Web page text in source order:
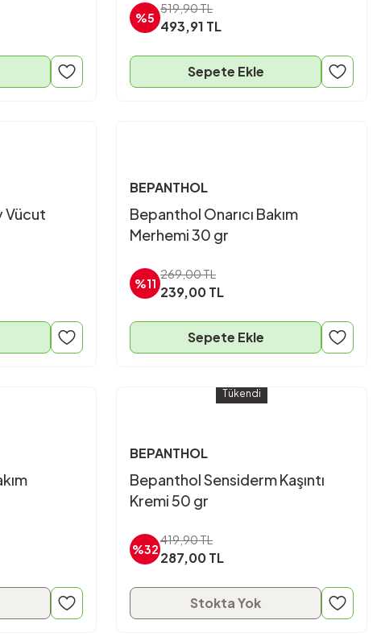
%5
519,90 TL
493,91 TL
Sepete Ekle
Vücut
BEPANTHOL
Bepanthol Onarıcı Bakım
Merhemi 30 gr
%11
269,00 TL
239,00 TL
Sepete Ekle
Tükendi
BEPANTHOL
Bepanthol Sensiderm Kaşıntı
Kremi 50 gr
%32
419,90 TL
287,00 TL
Stokta Yok